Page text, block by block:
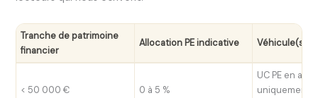
Tranche de patrimoine
financier
Allocation PE indicative Véhicule(s)
< 50 000 € 0 à 5 %
UC PE en
uniquement